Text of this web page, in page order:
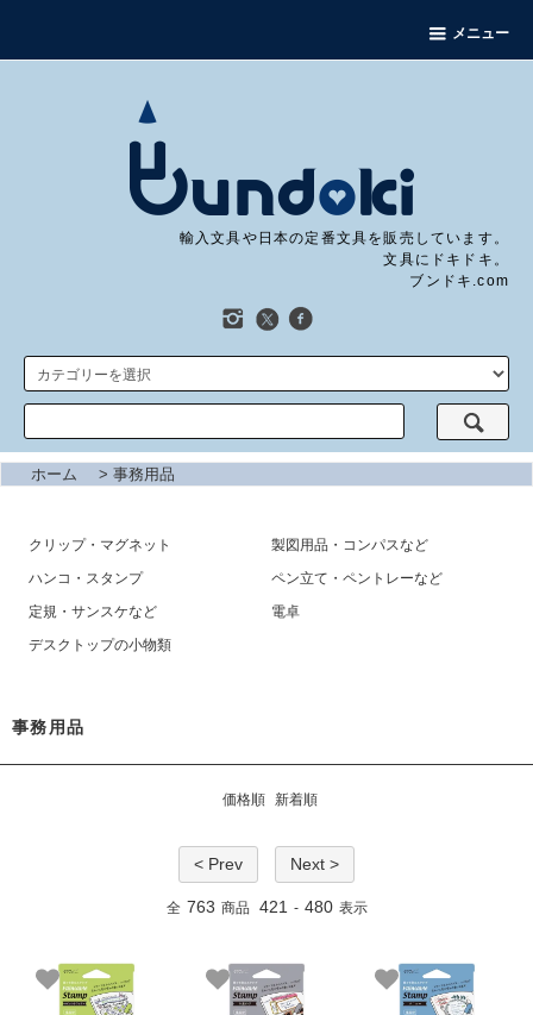
メニュー
輸入文具や日本の定番文具を販売しています。
文具にドキドキ。
ブンドキ.com
ホーム > 事務用品
クリップ・マグネット
製図用品・コンパスなど
ハンコ・スタンプ
ペン立て・ペントレーなど
定規・サンスケなど
電卓
デスクトップの小物類
事務用品
価格順 新着順
< Prev Next >
全 763 商品 421 - 480 表示